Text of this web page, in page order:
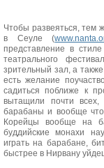
Чтобы развеяться, тем
в Сеуле (
представление в стиле
театрального
зрительный зал, а
есть желание
садиться поближе к
вытащили почти
барабаны и вообще
Корейцы вообще на
буддийские монахи
играть на барабане,
быстрее в Нирвану